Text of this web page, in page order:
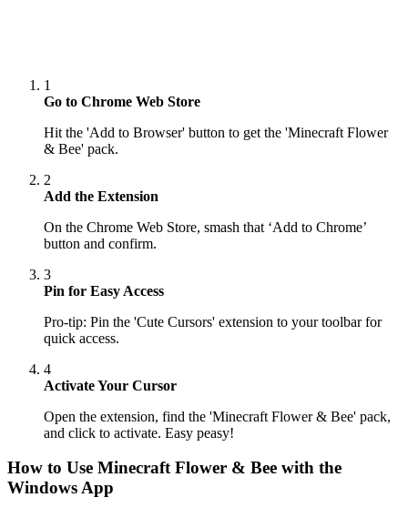
1
Go to Chrome Web Store
Hit the 'Add to Browser' button to get the 'Minecraft Flower
& Bee' pack.
2
Add the Extension
On the Chrome Web Store, smash that ‘Add to Chrome’
button and confirm.
3
Pin for Easy Access
Pro-tip: Pin the 'Cute Cursors' extension to your toolbar for
quick access.
4
Activate Your Cursor
Open the extension, find the 'Minecraft Flower & Bee' pack,
and click to activate. Easy peasy!
How to Use Minecraft Flower & Bee with the
Windows App